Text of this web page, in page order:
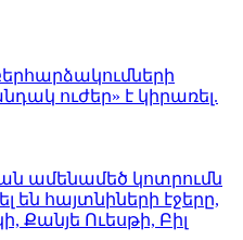
ուժեր» է կիրառել.
ամենամեծ կոտրումն
են հայտնիների էջերը,
Քանյե Ուեսթի, Բիլ